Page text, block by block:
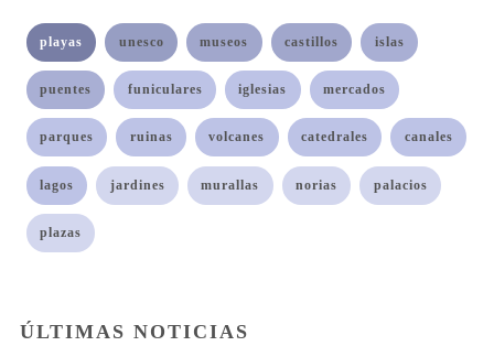
playas unesco museos castillos islas
puentes funiculares iglesias mercados
parques ruinas volcanes catedrales canales
lagos jardines murallas norias palacios
plazas
ÚLTIMAS NOTICIAS